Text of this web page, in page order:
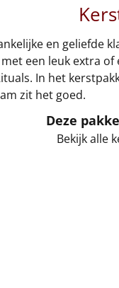
en
een leuk extra
In het
zit het goed.
Deze
Bekijk alle